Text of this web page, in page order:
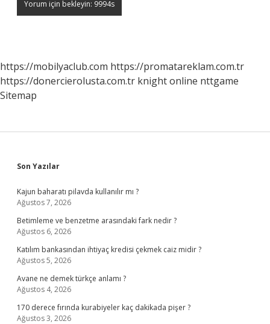
https://mobilyaclub.com https://promatareklam.com.tr
https://donercierolusta.com.tr knight online nttgame
Sitemap
Sidebar
Son Yazılar
Kajun baharatı pilavda kullanılır mı ?
Ağustos 7, 2026
Betimleme ve benzetme arasındaki fark nedir ?
Ağustos 6, 2026
Katılım bankasından ihtiyaç kredisi çekmek caiz midir ?
Ağustos 5, 2026
Avane ne demek türkçe anlamı ?
Ağustos 4, 2026
170 derece fırında kurabiyeler kaç dakikada pişer ?
Ağustos 3, 2026